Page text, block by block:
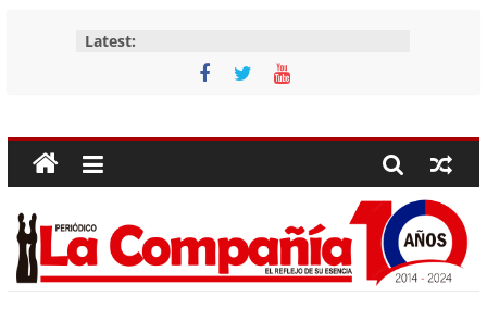
Latest:
Periódico
La
Compañía